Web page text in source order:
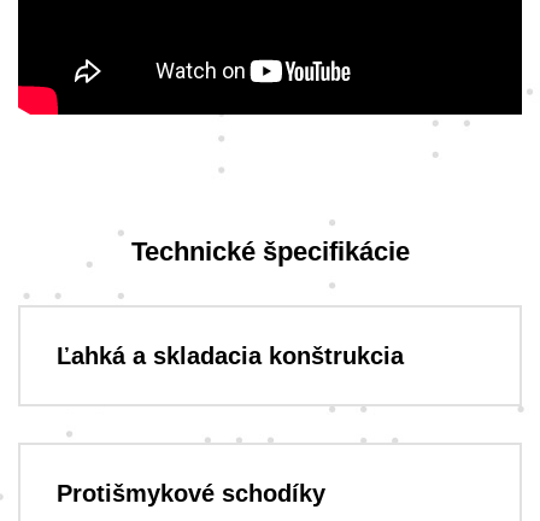
Technické špecifikácie
Ľahká a skladacia konštrukcia
Protišmykové schodíky